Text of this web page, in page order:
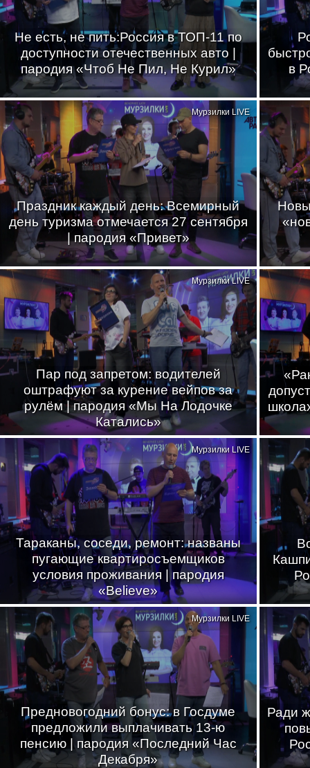
Не есть, не пить:Россия в ТОП-11 по
доступности отечественных авто |
пародия «Чтоб Не Пил, Не Курил»
в
Праздник каждый день: Всемирный
день туризма отмечается 27 сентября
| пародия «Привет»
Мурзилки LIVE
Пар под запретом: водителей
оштрафуют за курение вейпов за
рулём | пародия «Мы На Лодочке
Катались»
Мурзилки LIVE
Тараканы, соседи, ремонт: названы
пугающие квартиросъемщиков
условия проживания | пародия
«Believe»
Мурзилки LIVE
Предновогодний бонус: в Госдуме
предложили выплачивать 13-ю
пенсию | пародия «Последний Час
Декабря»
Мурзилки LIVE
Ради